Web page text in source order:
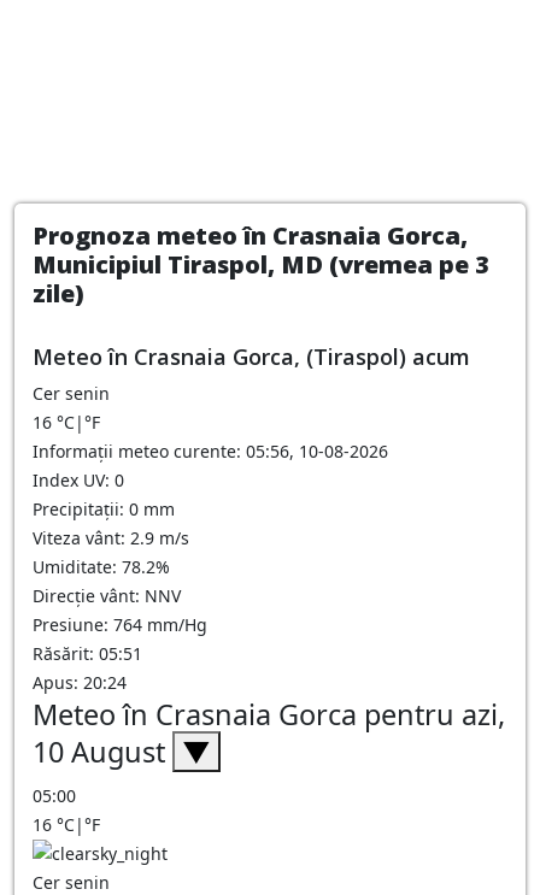
Prognoza meteo în Crasnaia Gorca,
Municipiul Tiraspol, MD (vremea pe 3
zile)
Meteo în Crasnaia Gorca, (Tiraspol) acum
Cer senin
16 °C|°F
Informații meteo curente: 05:56, 10-08-2026
Index UV: 0
Precipitații: 0 mm
Viteza vânt: 2.9 m/s
Umiditate: 78.2%
Direcție vânt: NNV
Presiune: 764 mm/Hg
Răsărit: 05:51
Apus: 20:24
Meteo în Crasnaia Gorca pentru azi,
10 August ▼
05:00
16 °C|°F
Cer senin